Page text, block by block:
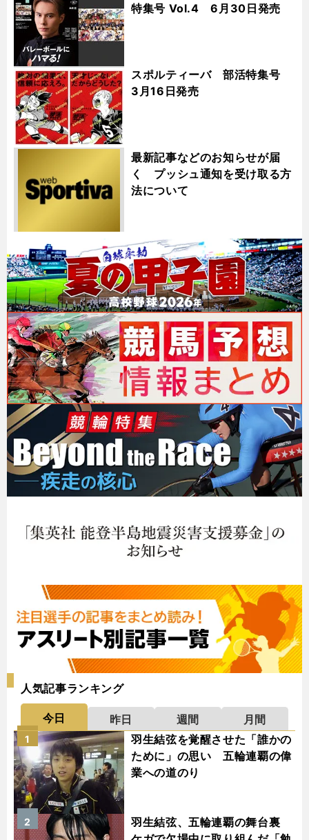
特集号 Vol.4 6月30日発売
スポルティーバ 部活特集号
3月16日発売
最新記事などのお知らせが届
く プッシュ通知を受け取る方
法について
人気記事ランキング
今日 昨日 週間
月間
羽生結弦を覚醒させた「誰かの
ために」の思い 五輪連覇の偉
業への道のり
1
羽生結弦、五輪連覇の舞台裏
2